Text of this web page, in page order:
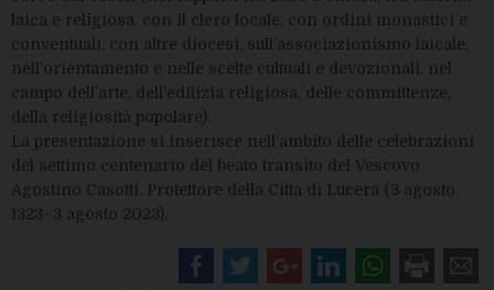
laica e religiosa, con il clero locale, con ordini monastici e
conventuali, con altre diocesi, sull’associazionismo laicale,
nell’orientamento e nelle scelte cultuali e devozionali, nel
campo dell’arte, dell’edilizia religiosa, delle committenze,
della religiosità popolare).
La presentazione si inserisce nell’ambito delle celebrazioni
del settimo centenario del beato transito del Vescovo
Agostino Casotti, Protettore della Città di Lucera (3 agosto
1323- 3 agosto 2023).